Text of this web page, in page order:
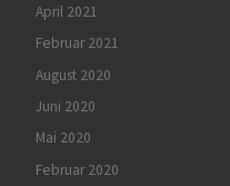
April 2021
Februar 2021
August 2020
Juni 2020
Mai 2020
Februar 2020